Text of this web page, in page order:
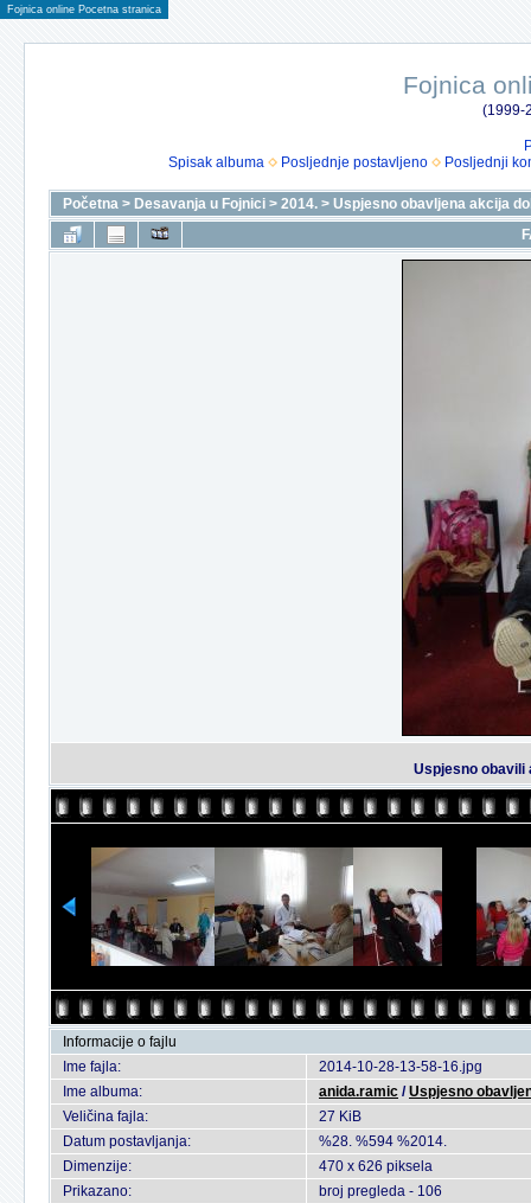
Fojnica online Pocetna stranica
Fojnica
(1999-
Spisak albuma
Posljednje postavljeno Posljednji
Početna > Desavanja u Fojnici > 2014. > Uspjesno obavljena akcija
Uspjesno obavili
Informacije o fajlu
Ime fajla:
2014-10-28-13-58-16.jpg
Ime albuma:
anida.ramic /Uspjesno
Veličina fajla:
27 KiB
Datum postavljanja:
%28. %594 %2014.
Dimenzije:
470 x 626 piksela
Prikazano:
broj pregleda - 106